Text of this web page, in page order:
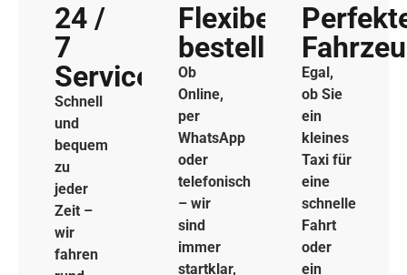
24 /
7
Service
Schnell
und
bequem
zu
jeder
Zeit –
wir
fahren
Flexibel
bestellen
Ob
Online,
per
WhatsApp
oder
telefonisch
– wir
sind
immer
startklar,
Egal,
ob Sie
ein
kleines
Taxi für
eine
schnelle
Fahrt
oder
ein